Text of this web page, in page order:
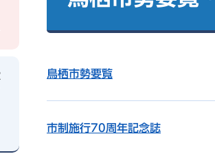
鳥栖市勢要覧
市制施行70周年記念誌